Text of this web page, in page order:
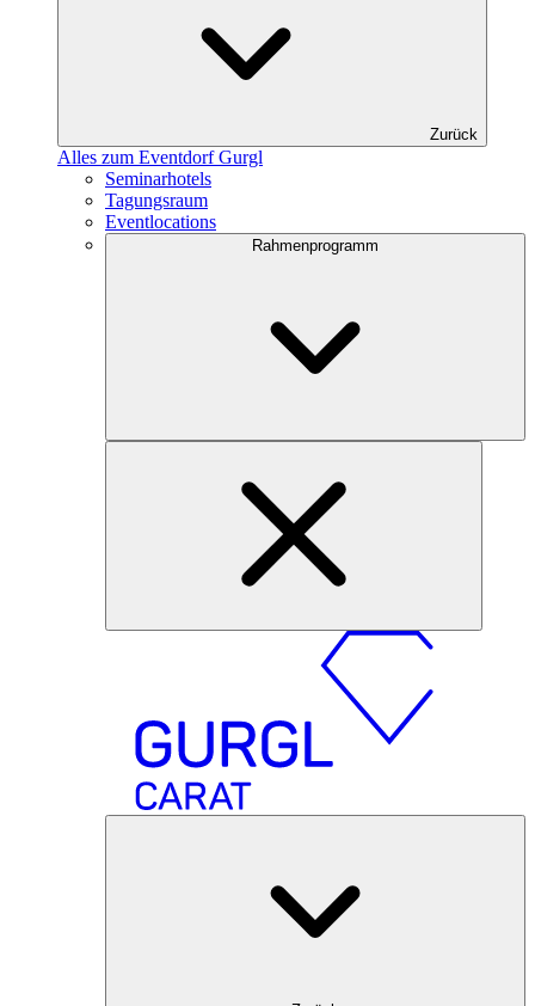
Zurück
Alles zum Eventdorf Gurgl
Seminarhotels
Tagungsraum
Eventlocations
Rahmenprogramm